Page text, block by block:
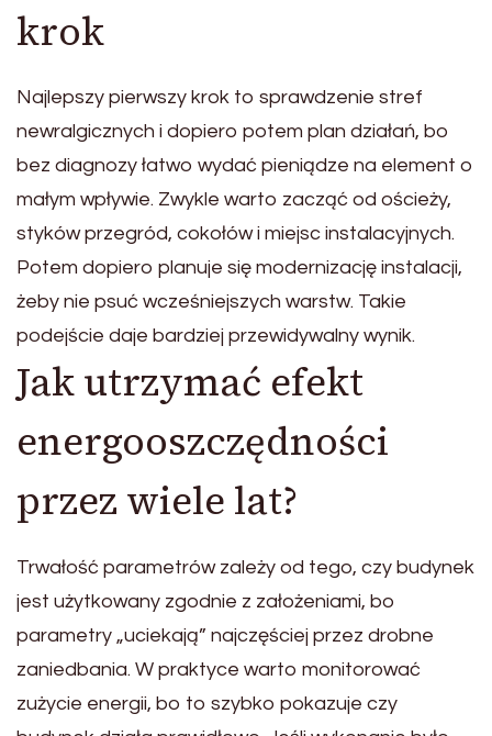
krok
Najlepszy pierwszy krok to sprawdzenie stref
newralgicznych i dopiero potem plan działań, bo
bez diagnozy łatwo wydać pieniądze na element o
małym wpływie. Zwykle warto zacząć od ościeży,
styków przegród, cokołów i miejsc instalacyjnych.
Potem dopiero planuje się modernizację instalacji,
żeby nie psuć wcześniejszych warstw. Takie
podejście daje bardziej przewidywalny wynik.
Jak utrzymać efekt
energooszczędności
przez wiele lat?
Trwałość parametrów zależy od tego, czy budynek
jest użytkowany zgodnie z założeniami, bo
parametry „uciekają” najczęściej przez drobne
zaniedbania. W praktyce warto monitorować
zużycie energii, bo to szybko pokazuje czy